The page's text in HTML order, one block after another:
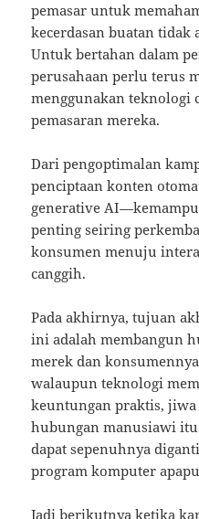
pemasar untuk
kecerdasan buatan
Untuk bertahan dalam
perusahaan perlu terus
menggunakan teknologi
pemasaran mereka.
Dari pengoptimalan
penciptaan konten
generative
penting seiring
konsumen menuju
canggih.
Pada akhirnya, tujuan
ini adalah membangun
merek dan
walaupun teknologi
keuntungan praktis, jiwa
hubungan manusiawi
dapat sepenuhnya
program komputer
Jadi berikutnya ketika